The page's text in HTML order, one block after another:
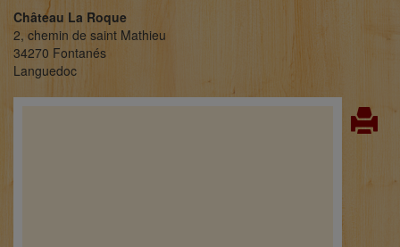
Château La Roque
2, chemin de saint Mathieu
34270 Fontanés
Languedoc